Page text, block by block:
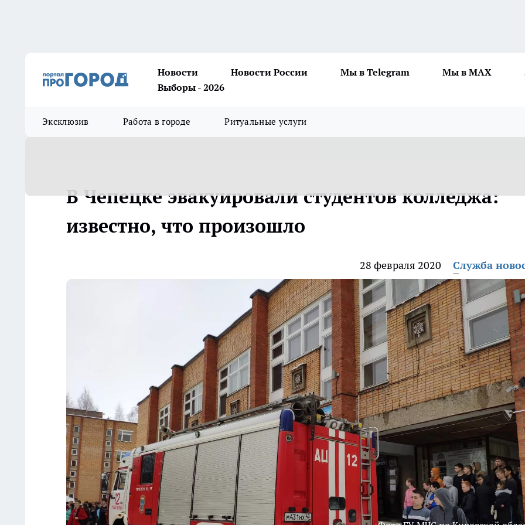
Новости Новости России Мы в Telegram Мы в MAX
Выборы - 2026
Эксклюзив Работа в городе Ритуальные услуги
В Чепецке эвакуировали студентов колледжа:
известно, что произошло
28 февраля 2020 Служба